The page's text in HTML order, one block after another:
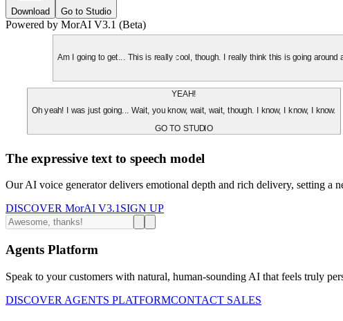
Download Go to Studio
Powered by MorAI V3.1 (Beta)
Am I going to get... This is really cool, though. I really think this is going
YEAH!
Oh yeah! I was just going... Wait, you know, wait, wait, though. I know, I know, I know.
GO TO STUDIO
The expressive text to speech model
Our AI voice generator delivers emotional depth and rich delivery, setting a
DISCOVER MorAI V3.1 SIGN UP
Agents Platform
Speak to your customers with natural, human-sounding AI that feels truly
DISCOVER AGENTS PLATFORMCONTACT SALES